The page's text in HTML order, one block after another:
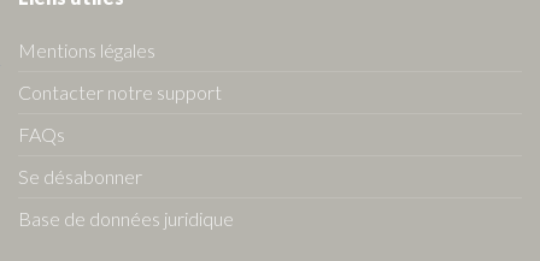
Mentions légales
Contacter notre support
FAQs
Se désabonner
Base de données juridique